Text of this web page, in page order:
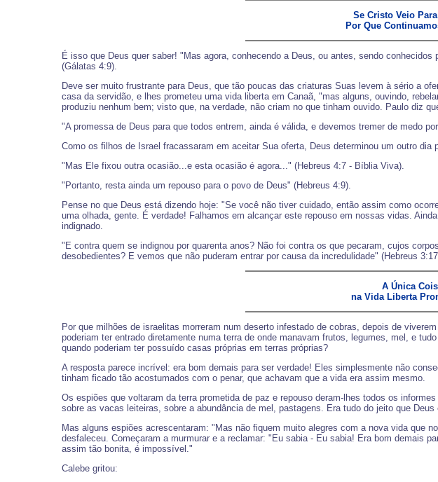
Se Cristo Veio
Por Que
É isso que Deus quer saber! "Mas agora, conhecendo a Deus, ou antes, sendo
(Gálatas 4:9).
Deve ser muito frustrante para Deus, que tão poucas das criaturas Suas levem à sério a
casa da servidão, e lhes prometeu uma vida liberta em Canaã, "mas alguns, ouvindo,
produziu nenhum bem; visto que, na verdade, não criam no que tinham ouvido. Paulo diz
"A promessa de Deus para que todos entrem, ainda é válida, e devemos tremer de medo
Como os filhos de Israel fracassaram em aceitar Sua oferta, Deus determinou um outro
"Mas Ele fixou outra ocasião...e esta ocasião é agora..." (Hebreus 4:7 - Bíblia Viva).
"Portanto, resta ainda um repouso para o povo de Deus" (Hebreus 4:9).
Pense no que Deus está dizendo hoje: "Se você não tiver cuidado, então assim como
uma olhada, gente. É verdade! Falhamos em alcançar este repouso em nossas vidas.
indignado.
"E contra quem se indignou por quarenta anos? Não foi contra os que pecaram, cujos
desobedientes? E vemos que não puderam entrar por causa da incredulidade" (Hebreus
A Única
na Vida Liberta
Por que milhões de israelitas morreram num deserto infestado de cobras, depois de
poderiam ter entrado diretamente numa terra de onde manavam frutos, legumes, mel, e
quando poderiam ter possuído casas próprias em terras próprias?
A resposta parece incrível: era bom demais para ser verdade! Eles simplesmente não
tinham ficado tão acostumados com o penar, que achavam que a vida era assim mesmo.
Os espiões que voltaram da terra prometida de paz e repouso deram-lhes todos os
sobre as vacas leiteiras, sobre a abundância de mel, pastagens. Era tudo do jeito que Deus
Mas alguns espiões acrescentaram: "Mas não fiquem muito alegres com a nova vida que
desfaleceu. Começaram a murmurar e a reclamar: "Eu sabia - Eu sabia! Era bom demais
assim tão bonita, é impossível."
Calebe gritou: